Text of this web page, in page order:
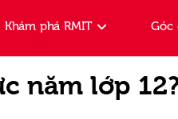
Khám phá RMIT Góc
năm lớp